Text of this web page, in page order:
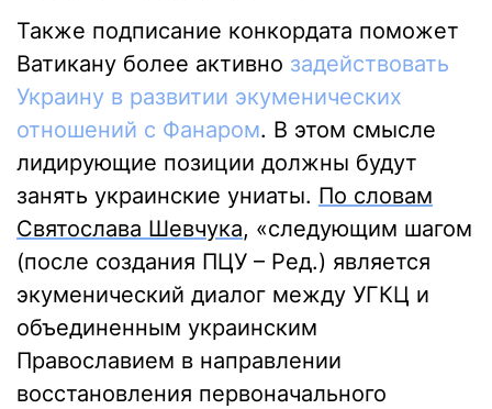
Также подписание конкордата поможет
Ватикану более активно задействовать
Украину в развитии экуменических
отношений с Фанаром. В этом смысле
лидирующие позиции должны будут
занять украинские униаты. По словам
Святослава Шевчука, «следующим шагом
(после создания ПЦУ – Ред.) является
экуменический диалог между УГКЦ и
объединенным украинским
Православием в направлении
восстановления первоначального